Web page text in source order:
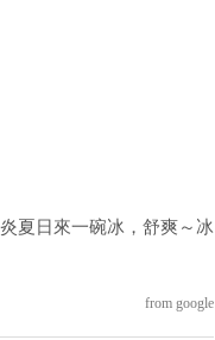
夏日來一碗冰，舒爽～冰
from google